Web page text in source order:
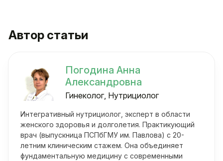
Автор статьи
Погодина Анна
Александровна
Гинеколог, Нутрициолог
Интегративный нутрициолог, эксперт в области
женского здоровья и долголетия. Практикующий
врач (выпускница ПСПбГМУ им. Павлова) с 20-
летним клиническим стажем. Она объединяет
фундаментальную медицину с современными